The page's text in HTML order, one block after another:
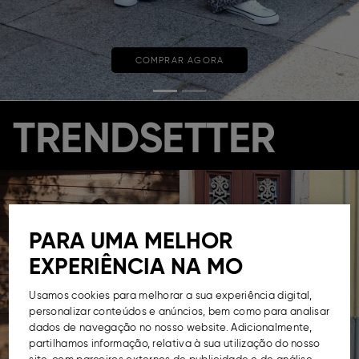
COMPRAR AGORA
TRENDSETTER
PARA UMA MELHOR
EXPERIÊNCIA NA MO
Usamos cookies para melhorar a sua experiência digital,
personalizar conteúdos e anúncios, bem como para analisar
dados de navegação no nosso website. Adicionalmente,
partilhamos informação, relativa à sua utilização do nosso